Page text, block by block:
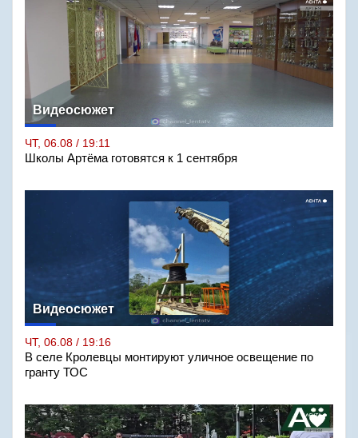
Видеосюжет
ЧТ, 06.08 / 19:11
Школы Артёма готовятся к 1 сентября
Видеосюжет
ЧТ, 06.08 / 19:16
В селе Кролевцы монтируют уличное освещение по
гранту ТОС